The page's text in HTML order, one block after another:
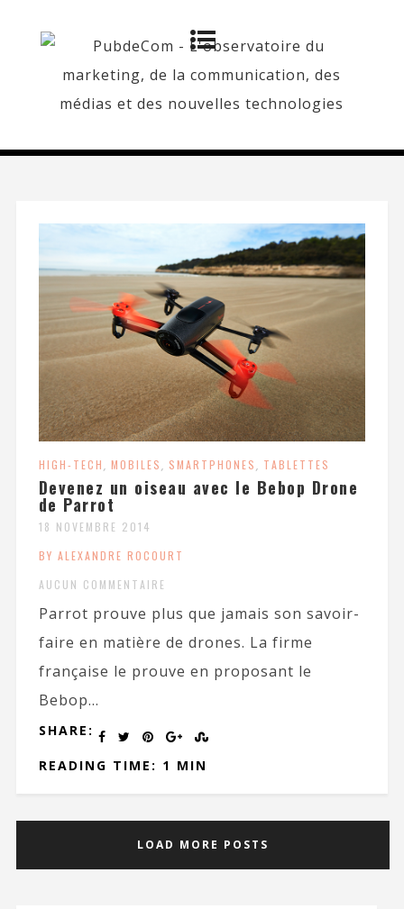
HIGH-TECH, MOBILES, SMARTPHONES, TABLETTES
Devenez un oiseau avec le Bebop Drone
de Parrot
18 NOVEMBRE 2014
BY ALEXANDRE ROCOURT
AUCUN COMMENTAIRE
Parrot prouve plus que jamais son savoir-
faire en matière de drones. La firme
française le prouve en proposant le
Bebop...
SHARE:
READING TIME: 1 MIN
LOAD MORE POSTS